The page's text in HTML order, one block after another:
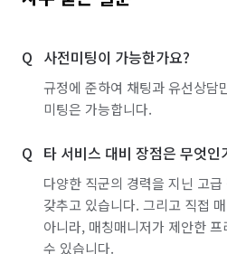
사전미팅이 가능한가요?
규정에 준하여 채팅과 유선상담
미팅은 가능합니다.
타 서비스 대비 장점은 무엇인
다양한 직군의 경력을 지닌 고
갖추고 있습니다. 그리고 직접
아니라, 매칭매니저가 제안한
수 있습니다.